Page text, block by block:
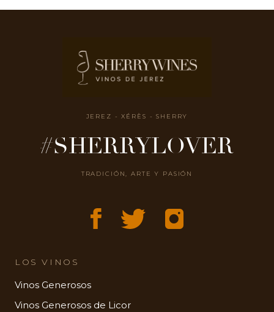
JEREZ - XÉRÈS - SHERRY
#SHERRYLOVER
TRADICIÓN, ARTE Y PASIÓN
LOS VINOS
Vinos Generosos
Vinos Generosos de Licor